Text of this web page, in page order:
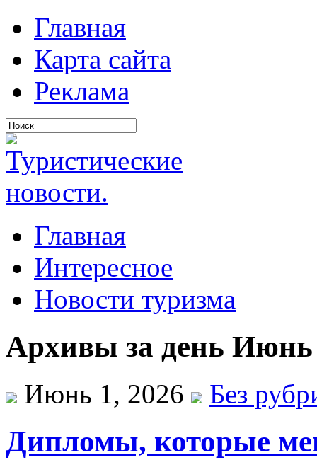
Главная
Карта сайта
Реклама
Главная
Интересное
Новости туризма
Архивы за день Июнь
Июнь 1, 2026 Без
Дипломы, которые